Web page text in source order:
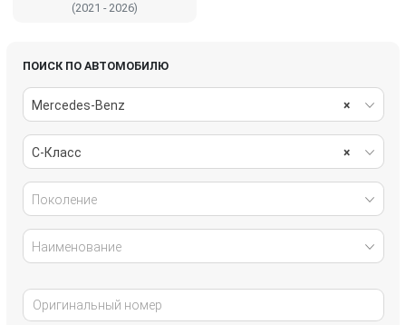
(2021 - 2026)
ПОИСК ПО АВТОМОБИЛЮ
×
Mercedes-Benz
×
C-Класс
Поколение
Наименование